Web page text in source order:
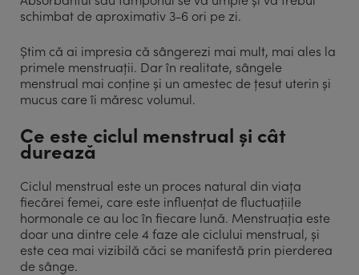
schimbat de aproximativ 3-6 ori pe zi.
Știm că ai impresia că sângerezi mai mult, mai ales la
primele menstruații. Dar în realitate, sângele
menstrual mai conține și un amestec de țesut uterin și
mucus care îi măresc volumul.
Ce este ciclul menstrual și cât
durează
Ciclul menstrual este un proces natural din viața
fiecărei femei, care este influențat de fluctuațiile
hormonale ce au loc în fiecare lună. Menstruația este
doar una dintre cele 4 faze ale ciclului menstrual, și
este cea mai vizibilă căci se manifestă prin pierderea
de sânge.